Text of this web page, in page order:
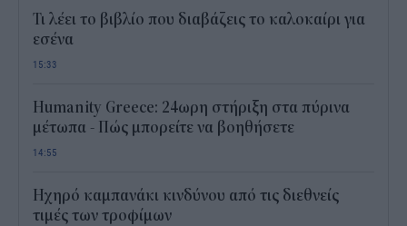
Τι λέει το βιβλίο που διαβάζεις το καλοκαίρι για
εσένα
15:33
Humanity Greece: 24ωρη στήριξη στα πύρινα
μέτωπα - Πώς μπορείτε να βοηθήσετε
14:55
Ηχηρό καμπανάκι κινδύνου από τις διεθνείς
τιμές των τροφίμων